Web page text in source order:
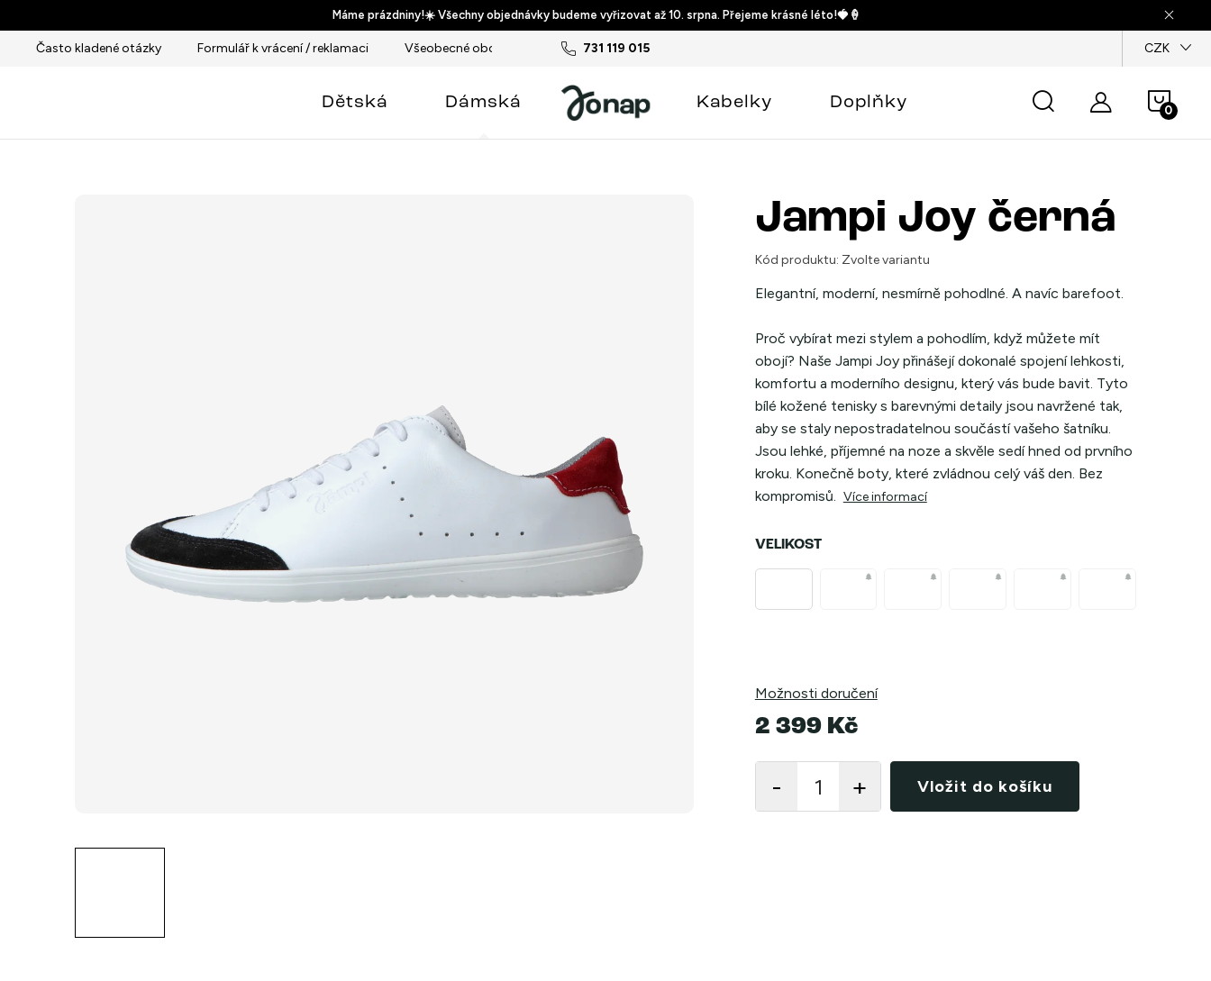
na
obsah
Máme prázdniny!☀️ Všechny objednávky budeme vyřizovat až 10. srpna. Přejeme krásné léto!🍓🍦
731 119 015
Často kladené otázky Formulář k vrácení / reklamaci Všeobecné obchodní podmínky Podmínky ochrany osobních údajů CZK
košík
Dětská Dámská Kabelky Doplňky
Jampi Joy černá
Kód produktu: Zvolte variantu
Elegantní, moderní, nesmírně pohodlné. A navíc barefoot.
Proč vybírat mezi stylem a pohodlím, když můžete mít
obojí? Naše Jampi Joy přinášejí dokonalé spojení lehkosti,
komfortu a moderního designu, který vás bude bavit. Tyto
bílé kožené tenisky s barevnými detaily jsou navržené tak,
aby se staly nepostradatelnou součástí vašeho šatníku.
Jsou lehké, příjemné na noze a skvěle sedí hned od prvního
kroku. Konečně boty, které zvládnou celý váš den. Bez
kompromisů. Více informací
VELIKOST
Možnosti doručení
2 399 Kč
Vložit do košíku